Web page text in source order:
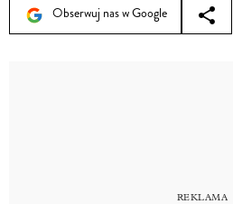
Obserwuj nas w Google